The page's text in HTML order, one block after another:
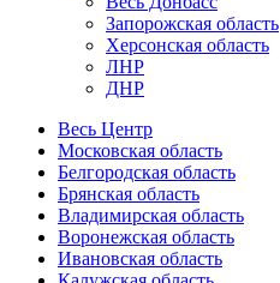
Запорожская область
Херсонская область
ЛНР
ДНР
Весь Центр
Московская область
Белгородская область
Брянская область
Владимирская область
Воронежская область
Ивановская область